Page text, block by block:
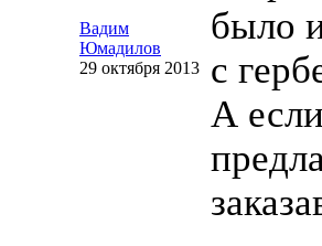
Вадим
Юмадилов
29 октября 2013
было
с
А